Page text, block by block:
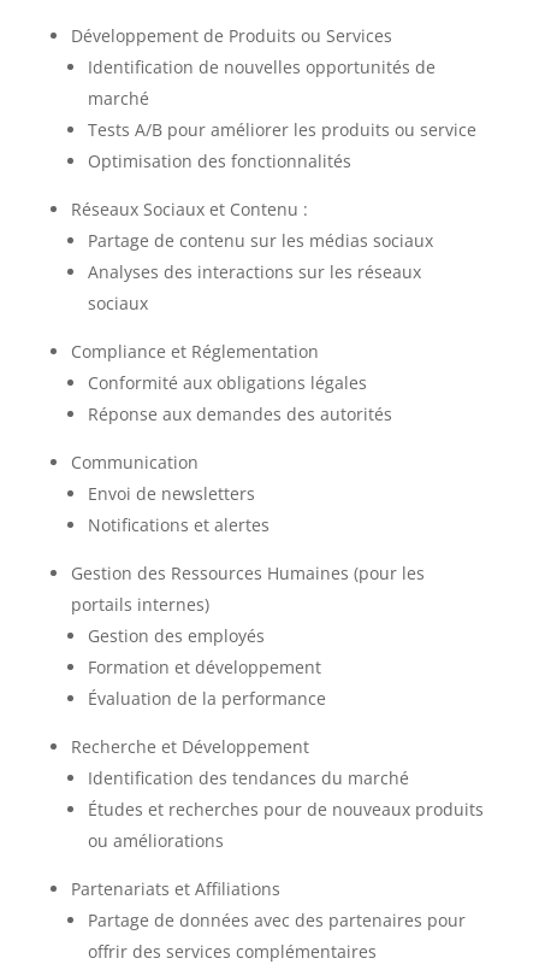
Développement de Produits ou Services
Identification de nouvelles opportunités de
marché
Tests A/B pour améliorer les produits ou service
Optimisation des fonctionnalités
Réseaux Sociaux et Contenu :
Partage de contenu sur les médias sociaux
Analyses des interactions sur les réseaux
sociaux
Compliance et Réglementation
Conformité aux obligations légales
Réponse aux demandes des autorités
Communication
Envoi de newsletters
Notifications et alertes
Gestion des Ressources Humaines (pour les
portails internes)
Gestion des employés
Formation et développement
Évaluation de la performance
Recherche et Développement
Identification des tendances du marché
Études et recherches pour de nouveaux produits
ou améliorations
Partenariats et Affiliations
Partage de données avec des partenaires pour
offrir des services complémentaires